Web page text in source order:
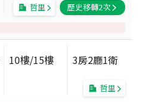
哲里 歷史移轉2次
10樓/15樓 3房2廳1衛
哲里